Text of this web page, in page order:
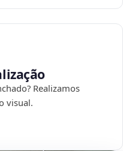
Realizamos
visual.